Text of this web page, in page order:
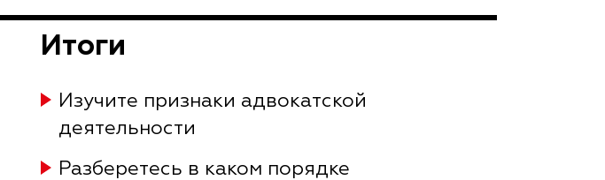
Итоги
Изучите признаки адвокатской
деятельности
Разберетесь в каком порядке